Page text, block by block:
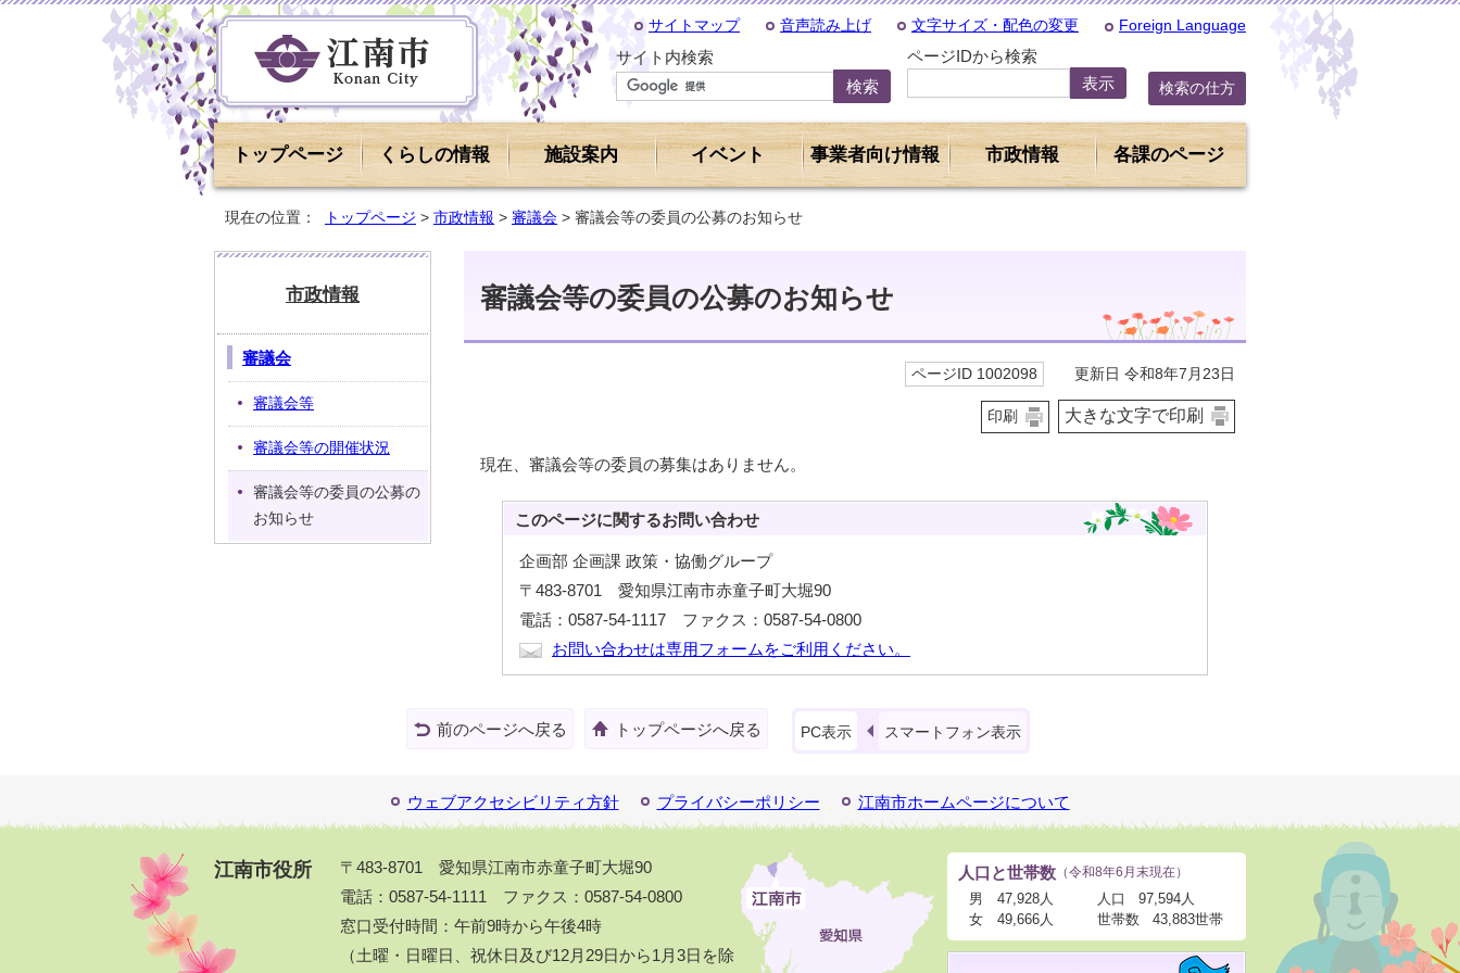
サイトマップ 音声読み上げ 文字サイズ・配色の変更 Foreign Language
サイト内検索 ページIDから検索
検索の仕方
トップページ くらしの情報 施設案内 イベント 事業者向け情報 市政情報 各課のページ
現在の位置： トップページ > 市政情報 > 審議会 > 審議会等の委員の公募のお知らせ
審議会等の委員の公募のお知らせ
ページID 1002098 更新日 令和8年7月23日
印刷 大きな文字で印刷
現在、審議会等の委員の募集はありません。
このページに関するお問い合わせ
企画部 企画課 政策・協働グループ
〒483-8701 愛知県江南市赤童子町大堀90
電話：0587-54-1117 ファクス：0587-54-0800
お問い合わせは専用フォームをご利用ください。
市政情報
審議会
審議会等
審議会等の開催状況
審議会等の委員の公募の
お知らせ
前のページへ戻る トップページへ戻る PC表示 スマートフォン表示
ウェブアクセシビリティ方針 プライバシーポリシー 江南市ホームページについて
江南市役所
〒483-8701 愛知県江南市赤童子町大堀90
電話：0587-54-1111 ファクス：0587-54-0800
窓口受付時間：午前9時から午後4時
（土曜・日曜日、祝休日及び12月29日から1月3日を除
人口と世帯数 （令和8年6月末現在）
男
47,928人
女
49,666人
人口
97,594人
世帯数
43,883世帯